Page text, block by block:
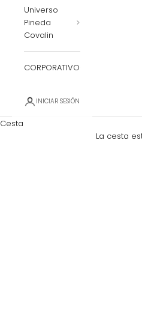
Universo
Pineda
Covalin
CORPORATIVO
INICIAR SESIÓN
Cesta
La cesta